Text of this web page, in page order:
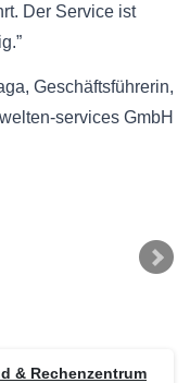
Der Service ist
Geschäftsführerin
services GmbH
& Rechenzentrum